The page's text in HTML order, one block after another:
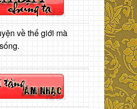
về thế giới mà